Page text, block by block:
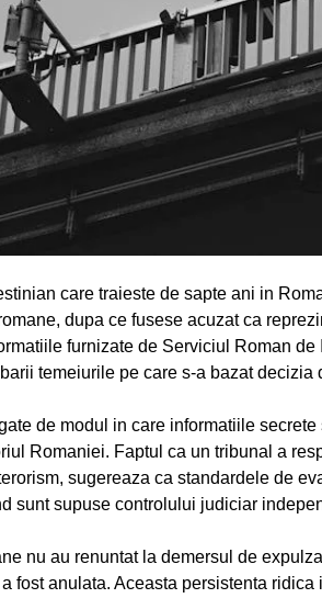
care traieste de sapte ani in
dupa ce fusese acuzat ca
furnizate de Serviciul Roman
temeiurile pe care s-a bazat decizia
de modul in care informatiile
Romaniei. Faptul ca un tribunal a
sugereaza ca standardele de
sunt supuse controlului judiciar
nu au renuntat la demersul de
fost anulata. Aceasta persistenta